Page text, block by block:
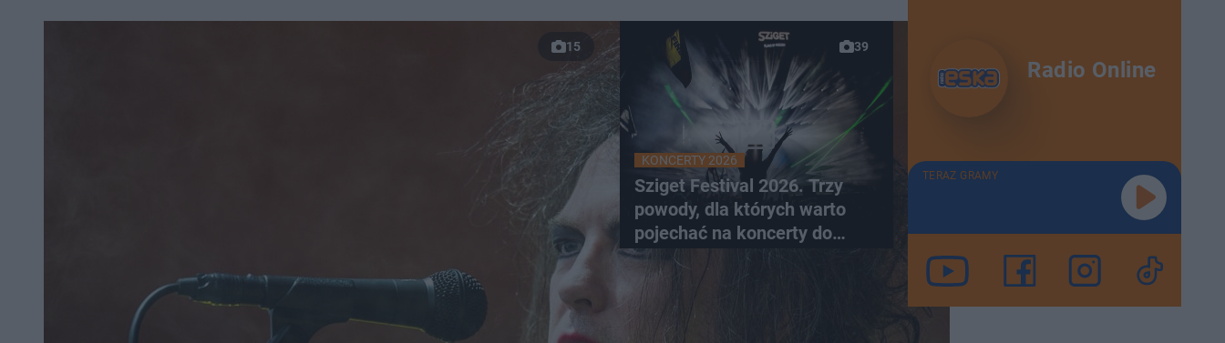
15 39
KONCERTY 2026
Sziget Festival 2026. Trzy
powody, dla których warto
pojechać na koncerty do
Budapesztu
Radio Online
TERAZ GRAMY